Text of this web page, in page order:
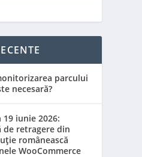
parcului
necesară?
iunie 2026:
retragere din
românească
WooCommerce